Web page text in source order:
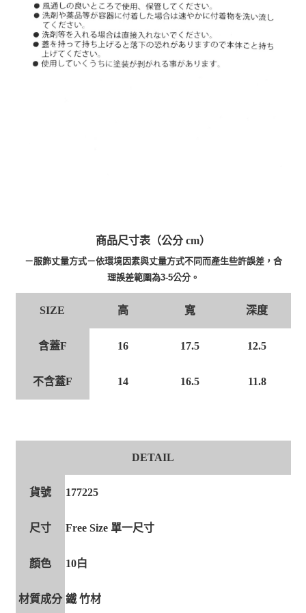
商品尺寸表（公分 cm）
－服飾丈量方式－依環境因素與丈量方式不同而產生些許誤差，合
理誤差範圍為3-5公分。
SIZE 高 寬 深度
含蓋F 16 17.5 12.5
不含蓋F 14 16.5 11.8
DETAIL
貨號 177225
尺寸 Free Size 單一尺寸
顏色 10白
材質成分 鐵 竹材